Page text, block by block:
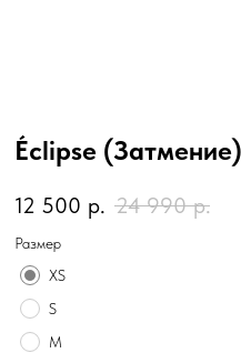
Éclipse (Затмение)
12 500 р. 24 990 р.
Размер
XS
S
M